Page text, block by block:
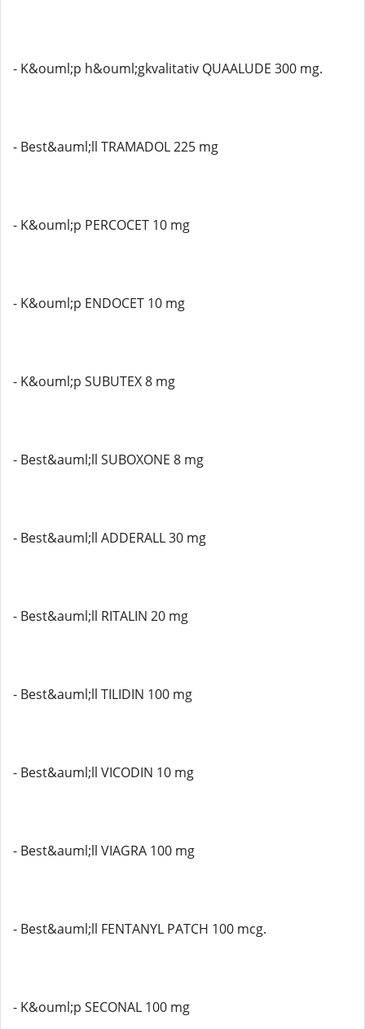
- K&ouml;p h&ouml;gkvalitativ QUAALUDE 300 mg.
- Best&auml;ll TRAMADOL 225 mg
- K&ouml;p PERCOCET 10 mg
- K&ouml;p ENDOCET 10 mg
- K&ouml;p SUBUTEX 8 mg
- Best&auml;ll SUBOXONE 8 mg
- Best&auml;ll ADDERALL 30 mg
- Best&auml;ll RITALIN 20 mg
- Best&auml;ll TILIDIN 100 mg
- Best&auml;ll VICODIN 10 mg
- Best&auml;ll VIAGRA 100 mg
- Best&auml;ll FENTANYL PATCH 100 mcg.
- K&ouml;p SECONAL 100 mg